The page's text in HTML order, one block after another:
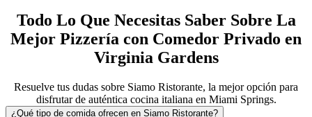
Todo Lo Que Necesitas Saber Sobre La
Mejor Pizzería con Comedor Privado en
Virginia Gardens
Resuelve tus dudas sobre Siamo Ristorante, la mejor opción para
disfrutar de auténtica cocina italiana en Miami Springs.
¿Qué tipo de comida ofrecen en Siamo Ristorante?